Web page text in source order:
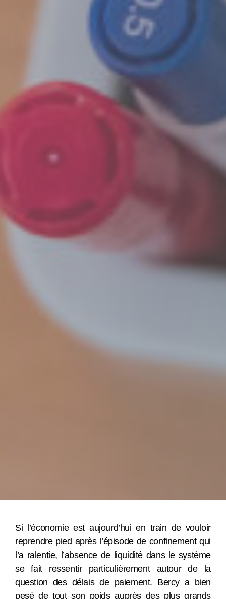
Si l’économie est aujourd’hui en train de vouloir
reprendre pied après l’épisode de confinement qui
l’a ralentie, l’absence de liquidité dans le système
se fait ressentir particulièrement autour de la
question des délais de paiement. Bercy a bien
pesé de tout son poids auprès des plus grands